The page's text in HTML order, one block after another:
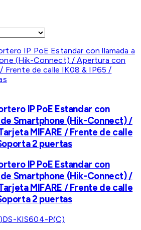
IP PoE Estandar con
Smartphone (Hik-Connect) /
MIFARE / Frente de calle
2 puertas
IP PoE Estandar con
Smartphone (Hik-Connect) /
MIFARE / Frente de calle
2 puertas
DS-KIS604-P(C)